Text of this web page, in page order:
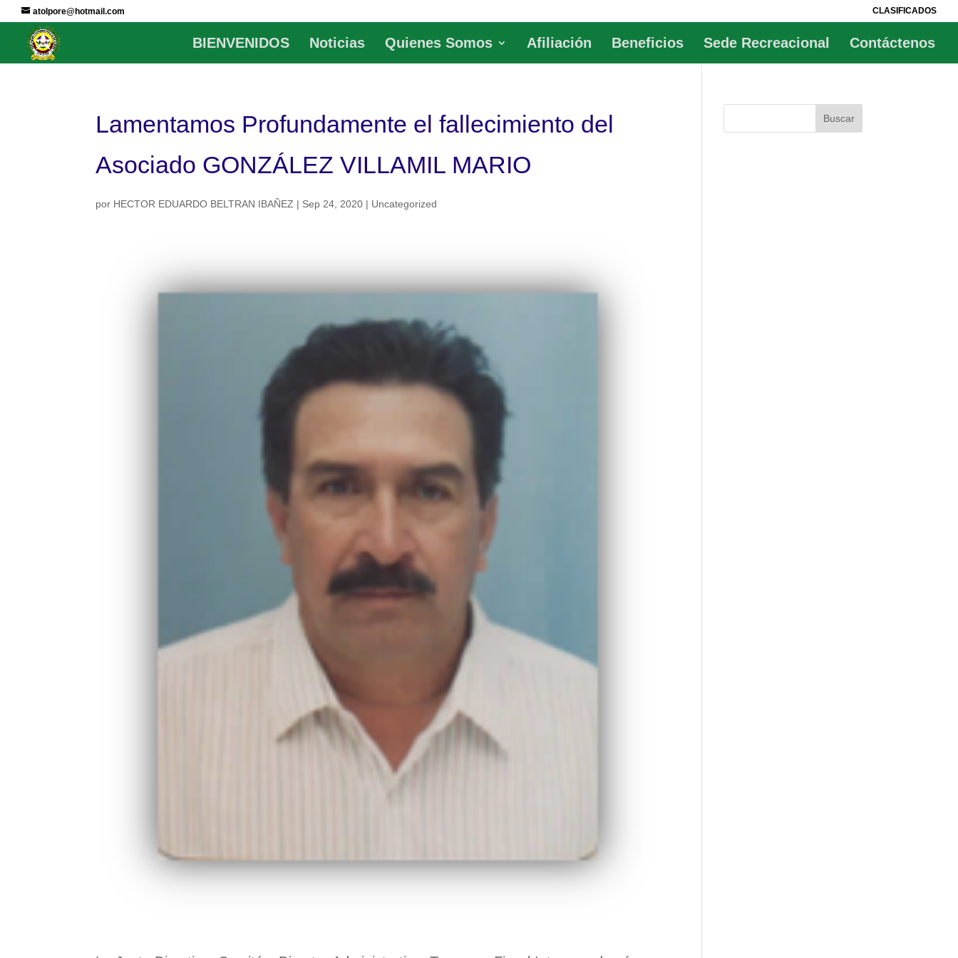
atolpore@hotmail.com CLASIFICADOS
BIENVENIDOS Noticias Quienes Somos Afiliación Beneficios Sede Recreacional Contáctenos
Lamentamos Profundamente el fallecimiento del
Asociado GONZÁLEZ VILLAMIL MARIO
por HECTOR EDUARDO BELTRAN IBAÑEZ | Sep 24, 2020 | Uncategorized